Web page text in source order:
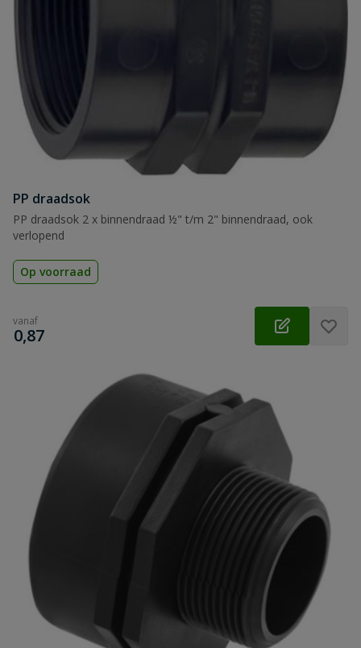
PP draadsok
PP draadsok 2 x binnendraad ½" t/m 2" binnendraad, ook
verlopend
Op voorraad
vanaf
€
0,87